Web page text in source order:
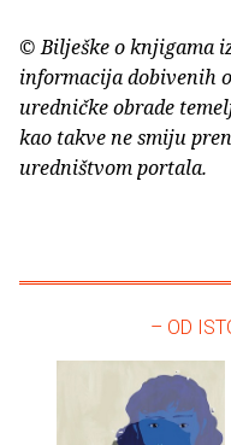
© Bilješke o knjigama
informacija dobivenih
uredničke obrade
kao takve ne smiju
uredništvom portala.
– OD